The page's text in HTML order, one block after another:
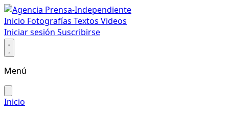
Inicio Fotografías Textos Videos
Iniciar sesión Suscribirse
Menú
Inicio